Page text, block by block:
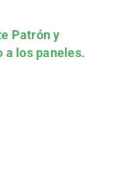
Patróny
a los paneles.